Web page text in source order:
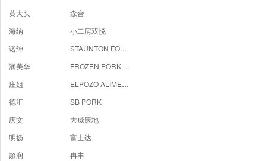
黄大头
森合
海纳
小二房双悦
诺绅
STAUNTON FOODS
润美华
FROZEN PORK FRONT HOCK BONE-IN
庄姐
ELPOZO ALIMENTACION
德汇
SB PORK
庆文
大威康地
明扬
富士达
超润
冉丰